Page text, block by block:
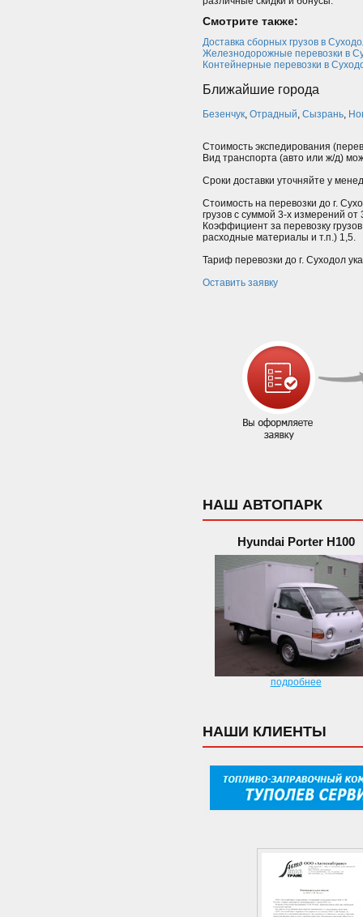
Смотрите также:
Доставка сборных грузов в
Железнодорожные перевозки в
Контейнерные перевозки в
Ближайшие города
Безенчук, Отрадный, Сызрань,
Стоимость экспедирования
Вид транспорта (авто или ж/д)
Сроки доставки уточняйте у
Стоимость на перевозки до г.
грузов с суммой 3-х измерений
Коэффициент за перевозку
расходные материалы и т.п.) 1,5.
Тариф перевозки до г. Суходол
Оставить заявку
НАШ АВТОПАРК
Hyundai Porter H100
подробнее
НАШИ КЛИЕНТЫ